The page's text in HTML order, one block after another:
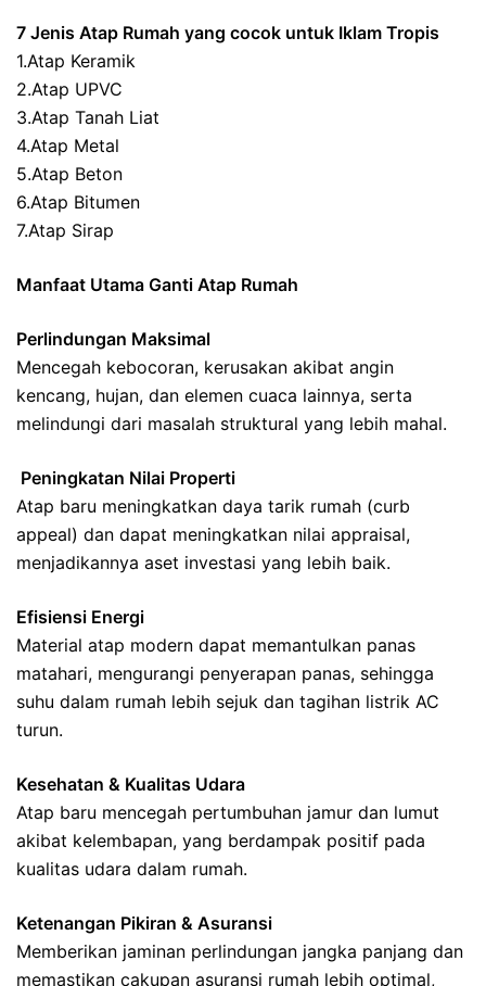
7 Jenis Atap Rumah yang cocok untuk Iklam Tropis
1.Atap Keramik
2.Atap UPVC
3.Atap Tanah Liat
4.Atap Metal
5.Atap Beton
6.Atap Bitumen
7.Atap Sirap
Manfaat Utama Ganti Atap Rumah
Perlindungan Maksimal
Mencegah kebocoran, kerusakan akibat angin
kencang, hujan, dan elemen cuaca lainnya, serta
melindungi dari masalah struktural yang lebih mahal.
Peningkatan Nilai Properti
Atap baru meningkatkan daya tarik rumah (curb
appeal) dan dapat meningkatkan nilai appraisal,
menjadikannya aset investasi yang lebih baik.
Efisiensi Energi
Material atap modern dapat memantulkan panas
matahari, mengurangi penyerapan panas, sehingga
suhu dalam rumah lebih sejuk dan tagihan listrik AC
turun.
Kesehatan & Kualitas Udara
Atap baru mencegah pertumbuhan jamur dan lumut
akibat kelembapan, yang berdampak positif pada
kualitas udara dalam rumah.
Ketenangan Pikiran & Asuransi
Memberikan jaminan perlindungan jangka panjang dan
memastikan cakupan asuransi rumah lebih optimal,